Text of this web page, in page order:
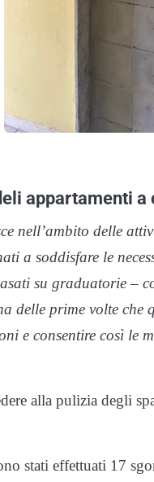
appartamenti a
nell’ambito delle
a soddisfare le
su graduatorie –
delle prime volte
e consentire così le
alla pulizia degli
stati effettuati 17